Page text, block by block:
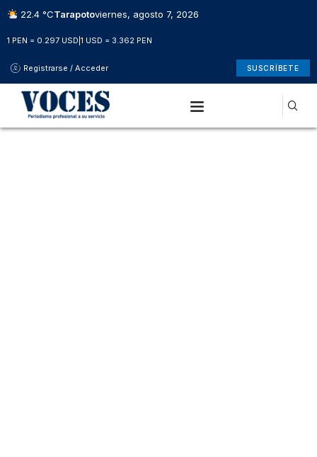
22.4 °CTarapotoviernes, agosto 7, 2026
1 PEN = 0.297 USD 1 USD = 3.362 PEN
Registrarse / Acceder SUSCRÍBETE